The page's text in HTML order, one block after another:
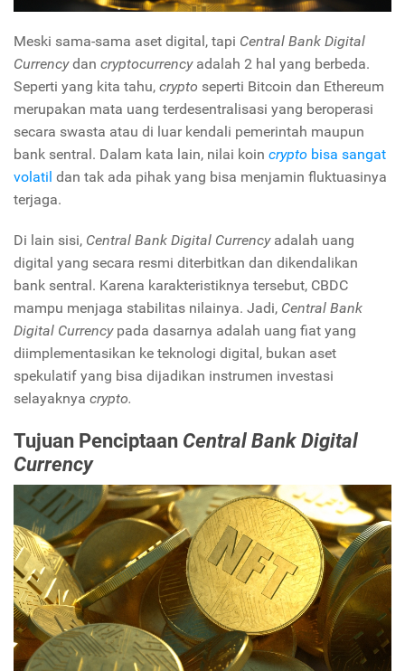
Meski sama-sama aset digital, tapi Central Bank Digital
Currencydan cryptocurrency adalah 2 hal yang berbeda.
Seperti yang kita tahu, crypto seperti Bitcoin dan Ethereum
merupakan mata uang terdesentralisasi yang beroperasi
secara swasta atau di luar kendali pemerintah maupun
bank sentral. Dalam kata lain, nilai koin crypto bisa sangat
volatil dan tak ada pihak yang bisa menjamin fluktuasinya
terjaga.
Di lain sisi, Central Bank Digital Currency adalah uang
digital yang secara resmi diterbitkan dan dikendalikan
bank sentral. Karena karakteristiknya tersebut, CBDC
mampu menjaga stabilitas nilainya. Jadi, Central Bank
Digital Currency pada dasarnya adalah uang fiat yang
diimplementasikan ke teknologi digital, bukan aset
spekulatif yang bisa dijadikan instrumen investasi
selayaknya crypto.
Tujuan Penciptaan Central Bank Digital
Currency